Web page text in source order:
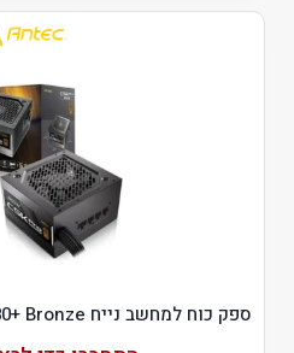
ספק כוח למחשב נייח Antec CSK850 850W 80+ Bronze